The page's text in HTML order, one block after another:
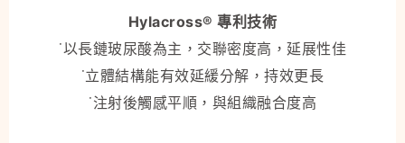
Hylacross® 專利技術
˙以長鏈玻尿酸為主，交聯密度高，延展性佳
˙立體結構能有效延緩分解，持效更長
˙注射後觸感平順，與組織融合度高